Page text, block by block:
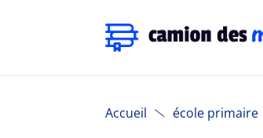
Accueil  école primaire